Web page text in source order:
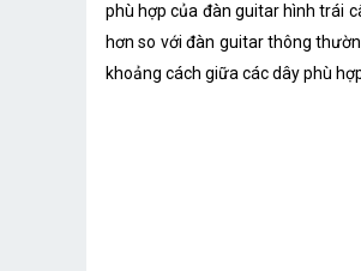
phù hợp của đàn guitar hình trái
hơn so với đàn guitar thông
khoảng cách giữa các dây phù